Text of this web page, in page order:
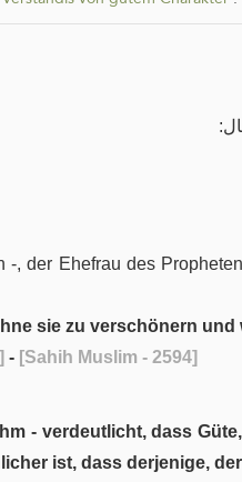
, der Ehefrau des
sie zu verschönern
- [Sahih Muslim - 2594]
- verdeutlicht, dass
ist, dass derjenige,